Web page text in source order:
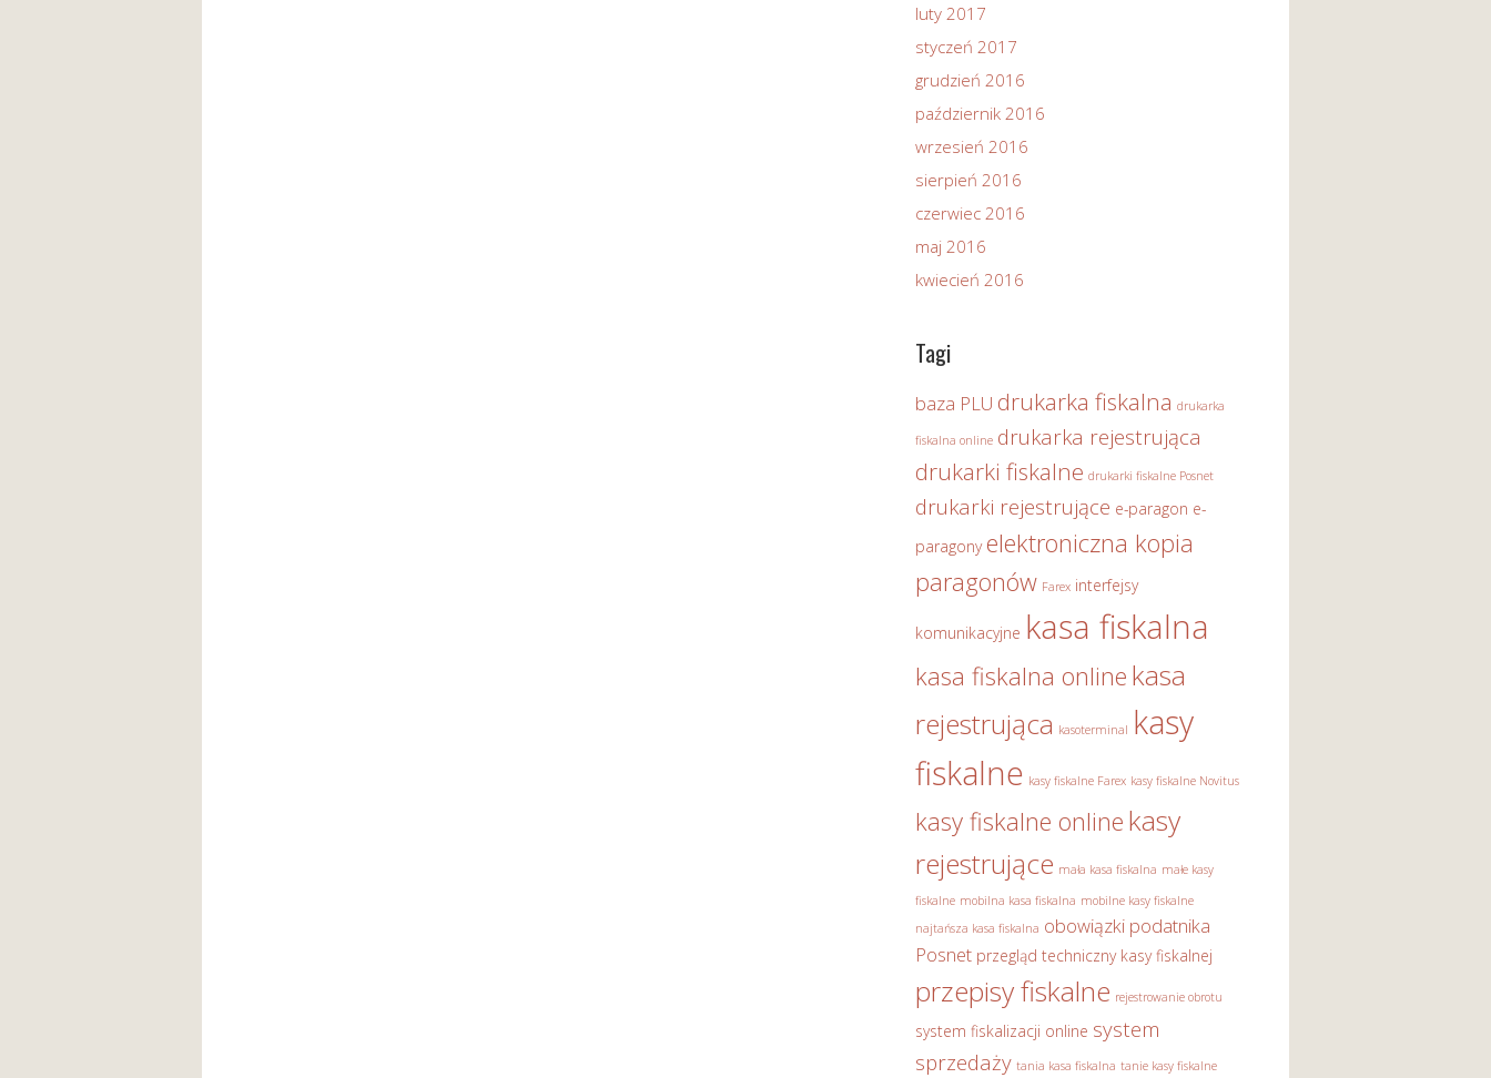
luty 2017
styczeń 2017
grudzień 2016
październik 2016
wrzesień 2016
sierpień 2016
czerwiec 2016
maj 2016
kwiecień 2016
Tagi
baza PLU drukarka fiskalna drukarka
fiskalna online drukarka rejestrująca
drukarki fiskalne drukarki fiskalne Posnet
drukarki rejestrujące e-paragon e-
paragony elektroniczna kopia
paragonów Farex interfejsy
komunikacyjne kasa fiskalna
kasa fiskalna online kasa
rejestrująca kasoterminal kasy
fiskalne kasy fiskalne Farex kasy fiskalne Novitus
kasy fiskalne online kasy
rejestrujące mała kasa fiskalna małe kasy
fiskalne mobilna kasa fiskalna mobilne kasy fiskalne
najtańsza kasa fiskalna obowiązki podatnika
Posnet przegląd techniczny kasy fiskalnej
przepisy fiskalne rejestrowanie obrotu
system fiskalizacji online system
sprzedaży tania kasa fiskalna tanie kasy fiskalne